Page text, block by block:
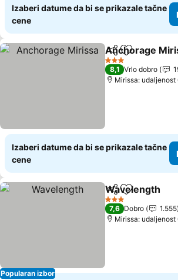
Izaberi datume da bi se prikazale tačne
cene
Deli Dodati u
Anchorage
3 Zvezdice
8,1 Vrlo dobro
Mirissa: udaljenost
Izaberi datume da bi se prikazale tačne
cene
Popularan izbor
Deli Dodati u
Wavelength
3 Zvezdice
7,6 Dobro
1.555
Mirissa: udaljenost